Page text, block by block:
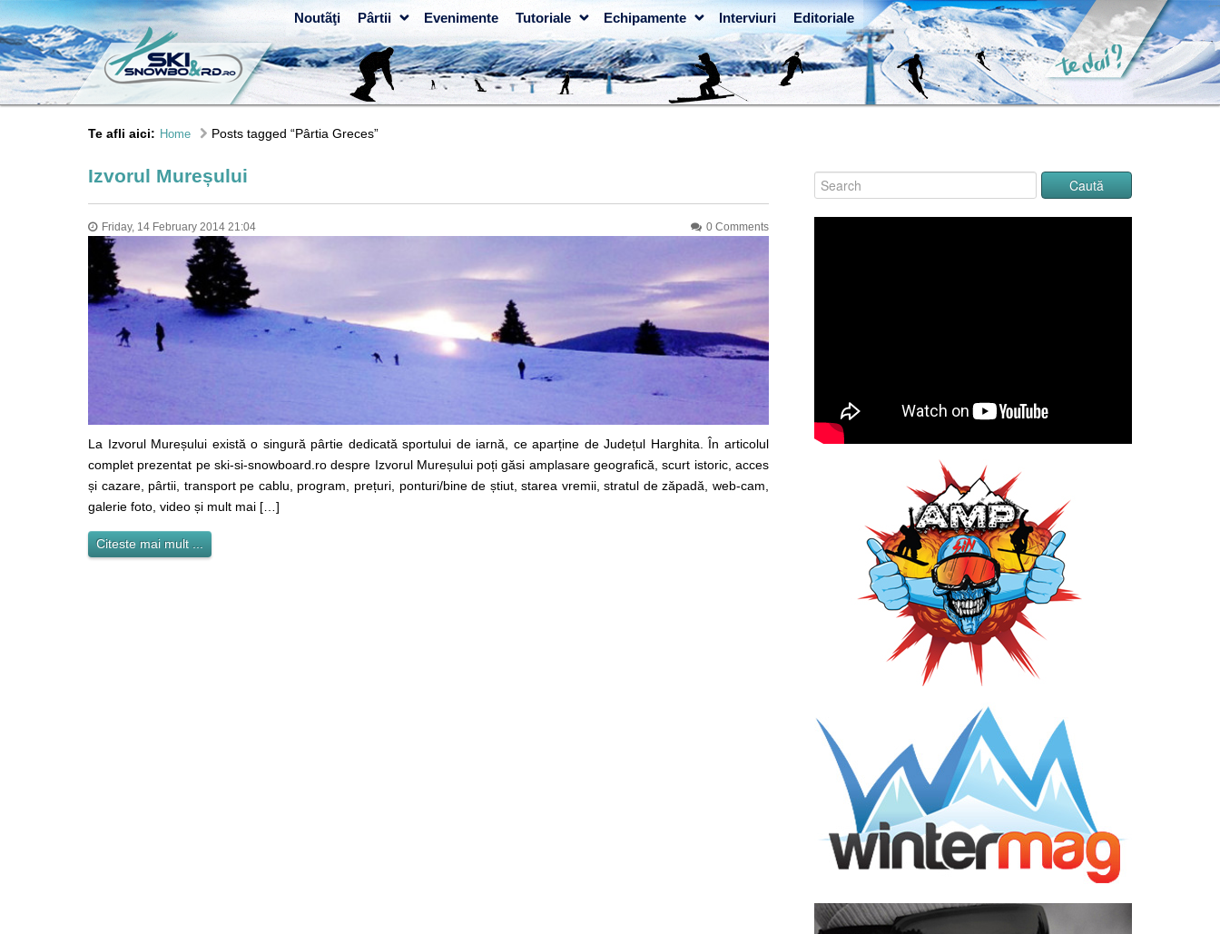
Noutãţi Pârtii Evenimente Tutoriale Echipamente Interviuri Editoriale
Te afli aici: Home Posts tagged “Pârtia Greces”
Izvorul Mureșului
Friday, 14 February 2014 21:04 0 Comments
La Izvorul Mureșului există o singură pârtie dedicată sportului de iarnă, ce aparține de Județul Harghita. În articolul
complet prezentat pe ski-si-snowboard.ro despre Izvorul Mureșului poți găsi amplasare geografică, scurt istoric, acces
și cazare, pârtii, transport pe cablu, program, prețuri, ponturi/bine de știut, starea vremii, stratul de zăpadă, web-cam,
galerie foto, video și mult mai […]
Citeste mai mult ...